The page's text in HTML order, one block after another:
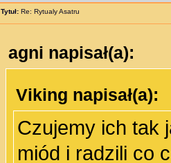
Tytuł: Re: Rytualy Asatru
agni napisał(a):
Viking napisał(a):
Czujemy ich tak
miód i radzili co